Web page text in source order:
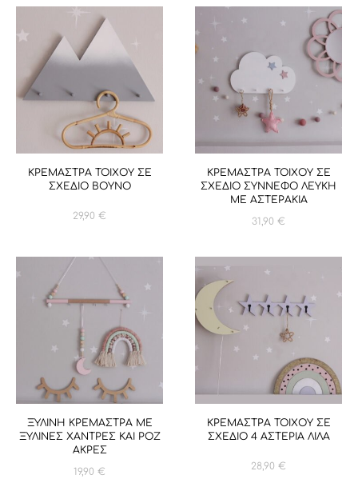
ΚΡΕΜΑΣΤΡΑ ΤΟΙΧΟΥ ΣΕ
ΣΧΕΔΙΟ ΒΟΥΝΟ
29,90 €
ΚΡΕΜΑΣΤΡΑ ΤΟΙΧΟΥ ΣΕ
ΣΧΕΔΙΟ ΣΥΝΝΕΦΟ ΛΕΥΚΗ
ΜΕ ΑΣΤΕΡΑΚΙΑ
31,90 €
ΞΥΛΙΝΗ ΚΡΕΜΑΣΤΡΑ ΜΕ
ΞΥΛΙΝΕΣ ΧΑΝΤΡΕΣ ΚΑΙ ΡΟΖ
ΑΚΡΕΣ
19,90 €
ΚΡΕΜΑΣΤΡΑ ΤΟΙΧΟΥ ΣΕ
ΣΧΕΔΙΟ 4 ΑΣΤΕΡΙΑ ΛΙΛΑ
28,90 €